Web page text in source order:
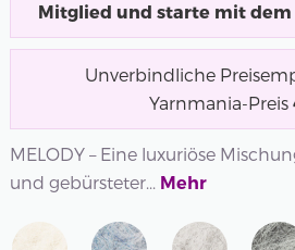
Mitglied und starte mit
Unverbindliche
Yarnmania-Preis
MELODY – Eine luxuriöse
und gebürsteter... Mehr